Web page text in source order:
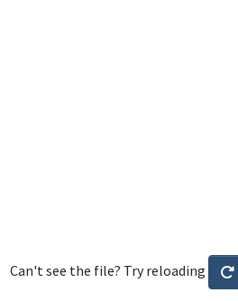
Can't see the file? Try reloading